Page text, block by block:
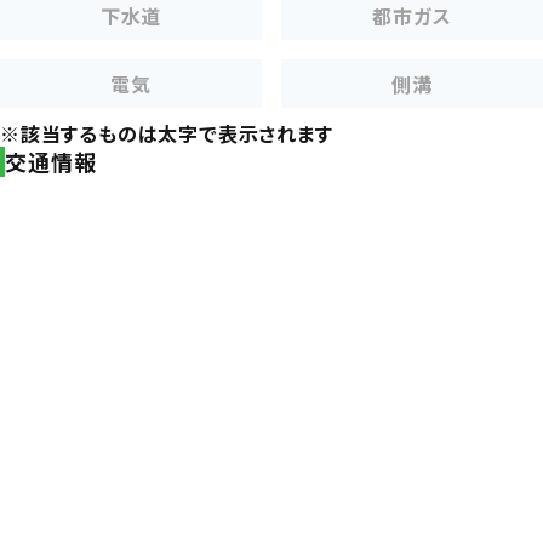
下水道 都市ガス
電気
側溝
※該当するものは太字で表示されます
交通情報